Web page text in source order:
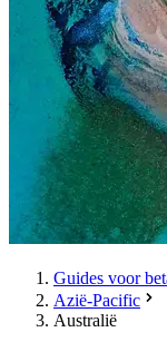
Guides voor
Azië-Pacific
Australië